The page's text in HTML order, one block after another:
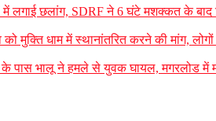
में लगाई छलांग, SDRF ने 6 घंटे मशक्कत के बाद
मुक्ति धाम में स्थानांतरित करने की मांग,
भालू ने हमले से युवक घायल, मगरलोड में